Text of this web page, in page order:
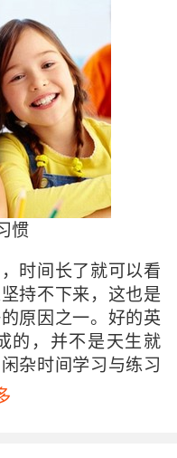
惯
时间长了就可以看
持不下来，这也是
原因之一。好的英
的，并不是天生就
杂时间学习与练习